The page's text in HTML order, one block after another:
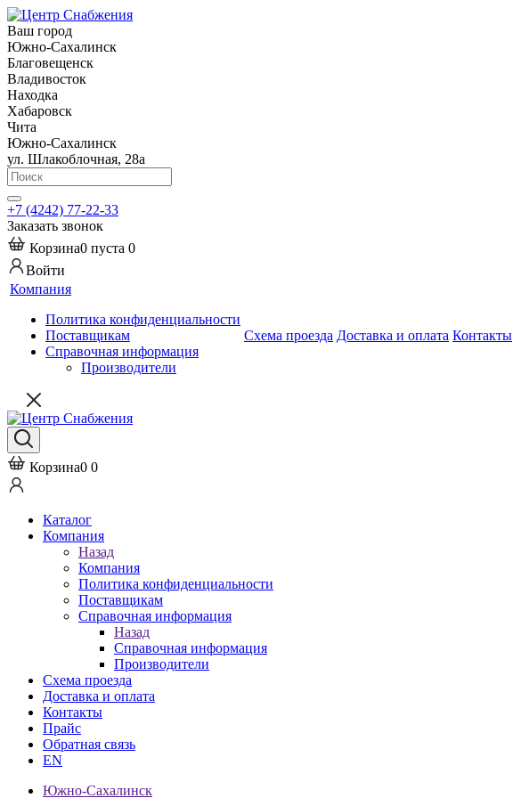
Ваш город
Южно-Сахалинск
Благовещенск
Владивосток
Находка
Хабаровск
Чита
Южно-Сахалинск
ул. Шлакоблочная, 28а
+7 (4242) 77-22-33
Заказать звонок
Корзина0 пуста 0
Войти
Компания
Политика конфиденциальности
Поставщикам
Справочная информация
Производители
Схема проезда Доставка и оплата Контакты
Корзина0 0
Каталог
Компания
Назад
Компания
Политика конфиденциальности
Поставщикам
Справочная информация
Назад
Справочная информация
Производители
Схема проезда
Доставка и оплата
Контакты
Прайс
Обратная связь
EN
Южно-Сахалинск